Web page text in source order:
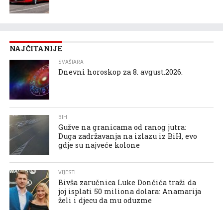
NAJČITANIJE
SVAŠTARA
Dnevni horoskop za 8. avgust.2026.
BIH
Gužve na granicama od ranog jutra:
Duga zadržavanja na izlazu iz BiH, evo
gdje su najveće kolone
VIJESTI
Bivša zaručnica Luke Dončića traži da
joj isplati 50 miliona dolara: Anamarija
želi i djecu da mu oduzme